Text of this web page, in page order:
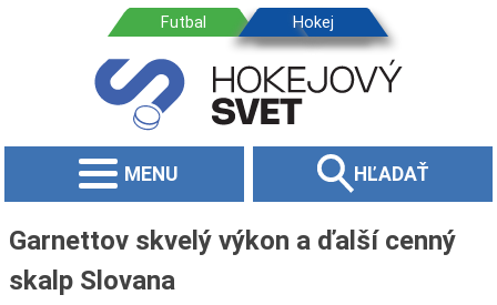
MENU HĽADAŤ
Garnettov skvelý výkon a ďalší cenný
skalp Slovana